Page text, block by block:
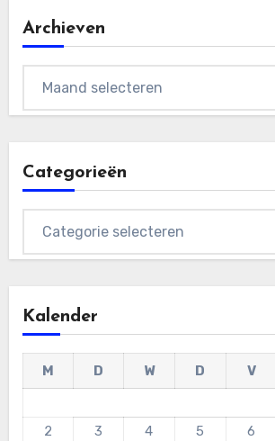
Archieven
Categorieën
Kalender
M D W D V
2
3 4 5 6